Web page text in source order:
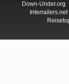
Down-Under.org
Interrailers.net